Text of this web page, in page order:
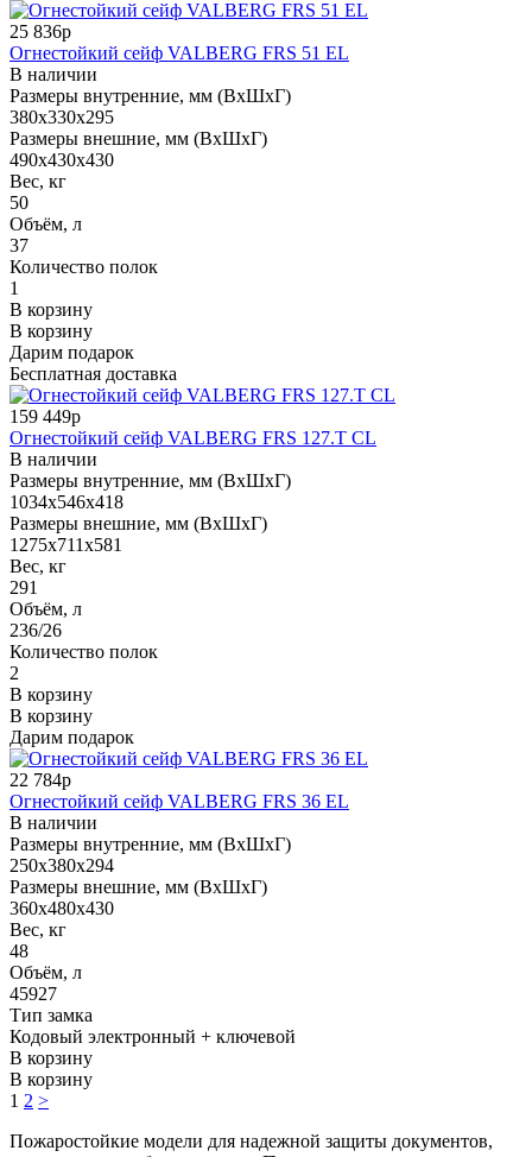
25 836р
Огнестойкий сейф VALBERG FRS 51 EL
В наличии
Размеры внутренние, мм (ВхШхГ)
380x330x295
Размеры внешние, мм (ВхШхГ)
490x430x430
Вес, кг
50
Объём, л
37
Количество полок
1
В корзину
В корзину
Дарим подарок
Бесплатная доставка
159 449р
Огнестойкий сейф VALBERG FRS 127.T CL
В наличии
Размеры внутренние, мм (ВхШхГ)
1034x546x418
Размеры внешние, мм (ВхШхГ)
1275x711x581
Вес, кг
291
Объём, л
236/26
Количество полок
2
В корзину
В корзину
Дарим подарок
22 784р
Огнестойкий сейф VALBERG FRS 36 EL
В наличии
Размеры внутренние, мм (ВхШхГ)
250x380x294
Размеры внешние, мм (ВхШхГ)
360x480x430
Вес, кг
48
Объём, л
45927
Тип замка
Кодовый электронный + ключевой
В корзину
В корзину
1 2 >
Пожаростойкие модели для надежной защиты документов,